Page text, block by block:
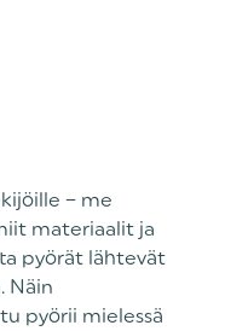
– me
materiaalit ja
pyörät lähtevät
Näin
pyörii mielessä